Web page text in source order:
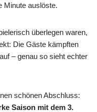
Minute auslöste.
überlegen waren,
Die Gäste kämpften
– genau so sieht echter
schönen Abschluss:
Saison mit dem 3.